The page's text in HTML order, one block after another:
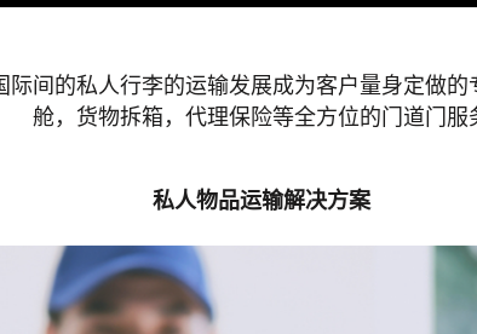
间的私人行李的运输发展成为客户量身定做
舱，货物拆箱，代理保险等全方位的门道门服
私人物品运输解决方案